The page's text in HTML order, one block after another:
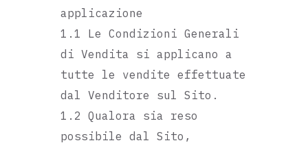
applicazione
1.1 Le Condizioni Generali
di Vendita si applicano a
tutte le vendite effettuate
dal Venditore sul Sito.
1.2 Qualora sia reso
possibile dal Sito,